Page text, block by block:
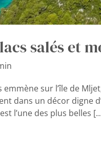
salés et
emmène sur l’île de
dans un décor digne
l’une des plus belles